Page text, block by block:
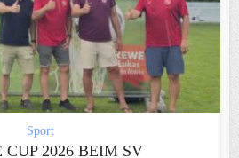
Sport
CUP 2026 BEIM SV